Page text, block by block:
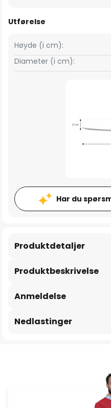
Utførelse
Høyde (i cm):
Diameter (i cm):
Har du
Produktbeskrivelse
Produktdetaljer
Anmeldelse
Nedlastinger